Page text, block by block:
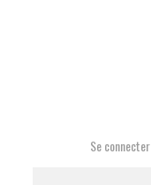
Se connecter